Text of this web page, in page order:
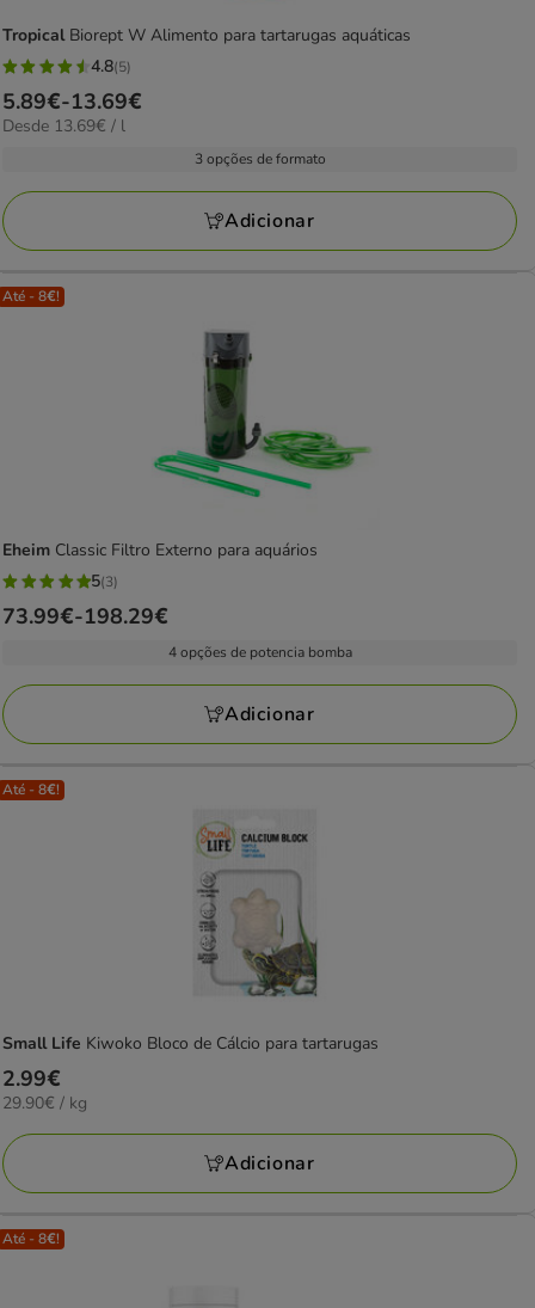
Tropical Biorept W Alimento para tartarugas aquáticas
4.8
estrelas
com
avaliações
4.8(5)
Preço
de
13.69€
5.89€-13.69€
13.69€
Desde 13.69€ / l
3 opções de formato
Adicionar
Até - 8€!
Eheim Classic Filtro Externo para aquários
5
estrelas
avaliações
5(3)
Preço
a
198.29€
73.99€-198.29€
4 opções de potencia bomba
Adicionar
Até - 8€!
Small Life Kiwoko Bloco de Cálcio para tartarugas
Preço
2.99€
2.99€
29.90€
KG
29.90€ / kg
Adicionar
Até - 8€!